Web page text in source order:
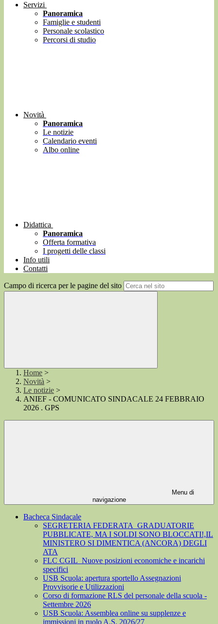
Servizi
Panoramica
Famiglie e studenti
Personale scolastico
Percorsi di studio
Novità
Panoramica
Le notizie
Calendario eventi
Albo online
Didattica
Panoramica
Offerta formativa
I progetti delle classi
Info utili
Contatti
Campo di ricerca per le pagine del sito
Home >
Novità >
Le notizie >
ANIEF - COMUNICATO SINDACALE 24 FEBBRAIO
2026 . GPS
Menu di
navigazione
Bacheca Sindacale
SEGRETERIA FEDERATA_GRADUATORIE
PUBBLICATE, MA I SOLDI SONO BLOCCATI!,IL
MINISTERO SI DIMENTICA (ANCORA) DEGLI
ATA
FLC CGIL_Nuove posizioni economiche e incarichi
specifici
USB Scuola: apertura sportello Assegnazioni
Provvisorie e Utilizzazioni
Corso di formazione RLS del personale della scuola -
Settembre 2026
USB Scuola: Assemblea online su supplenze e
immissioni in ruolo A.S. 2026/27